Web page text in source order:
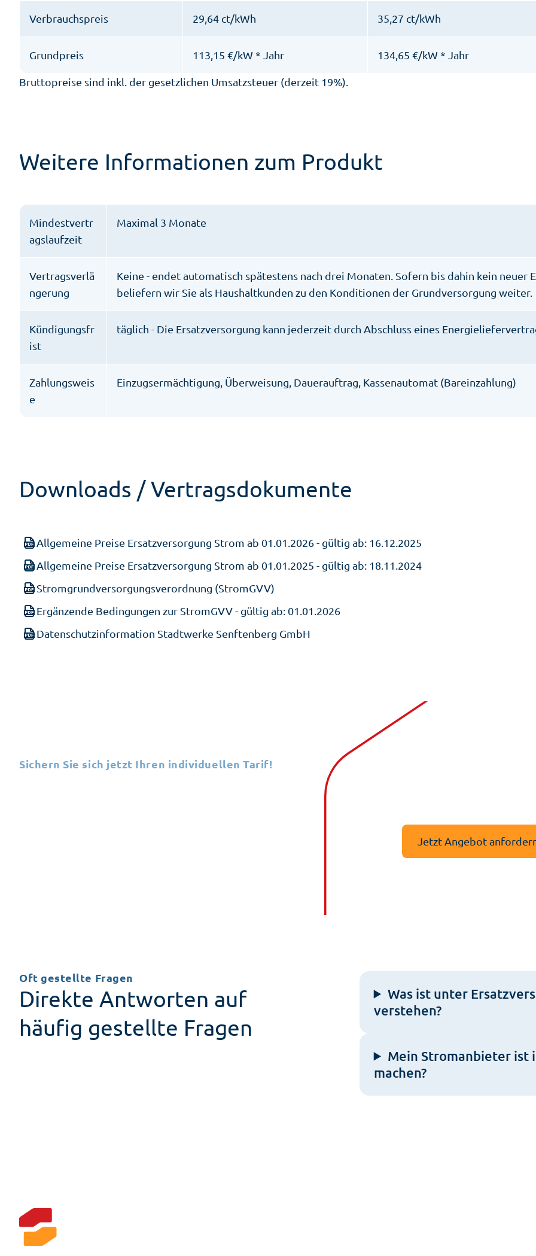
Verbrauchspreis 29,64 ct/kWh 35,27 ct/kWh
Grundpreis 113,15 €/kW * Jahr 134,65 €/kW * Jahr
Bruttopreise sind inkl. der gesetzlichen Umsatzsteuer (derzeit 19%).
Weitere Informationen zum Produkt
Mindestvertr
agslaufzeit
Maximal 3 Monate
Vertragsverlä
ngerung
Keine - endet automatisch spätestens nach drei Monaten. Sofern bis dahin kein
beliefern wir Sie als Haushaltkunden zu den Konditionen der Grundversorgung weiter.
Kündigungsfr
ist
täglich - Die Ersatzversorgung kann jederzeit durch Abschluss eines
Zahlungsweis
e
Einzugsermächtigung, Überweisung, Dauerauftrag, Kassenautomat (Bareinzahlung)
Downloads / Vertragsdokumente
Allgemeine Preise Ersatzversorgung Strom ab 01.01.2026 - gültig ab: 16.12.2025
Allgemeine Preise Ersatzversorgung Strom ab 01.01.2025 - gültig ab: 18.11.2024
Stromgrundversorgungsverordnung (StromGVV)
Ergänzende Bedingungen zur StromGVV - gültig ab: 01.01.2026
Datenschutzinformation Stadtwerke Senftenberg GmbH
Sichern Sie sich jetzt Ihren individuellen Tarif!
Jetzt Angebot
Direkte Antworten auf
häufig gestellte Fragen
Oft gestellte Fragen
Was ist unter
verstehen?
Mein Stromanbieter ist
machen?